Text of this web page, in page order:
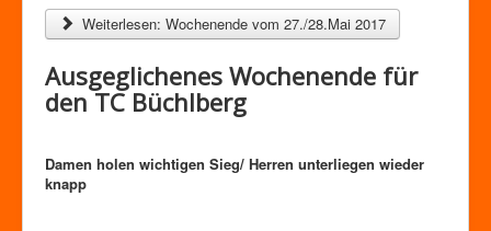
Weiterlesen: Wochenende vom 27./28.Mai 2017
Ausgeglichenes Wochenende für
den TC Büchlberg
Damen holen wichtigen Sieg/ Herren unterliegen wieder
knapp